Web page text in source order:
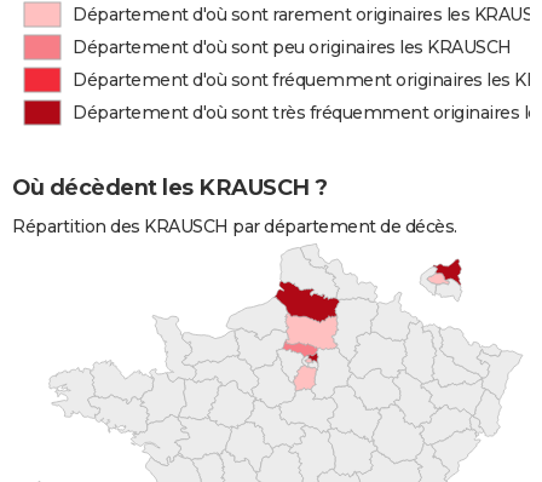
Département d'où sont rarement originaires les
Département d'où sont peu originaires les KRAUSCH
Département d'où sont fréquemment originaires les
Département d'où sont très fréquemment originaires
Où décèdent les KRAUSCH ?
Répartition des KRAUSCH par département de décès.